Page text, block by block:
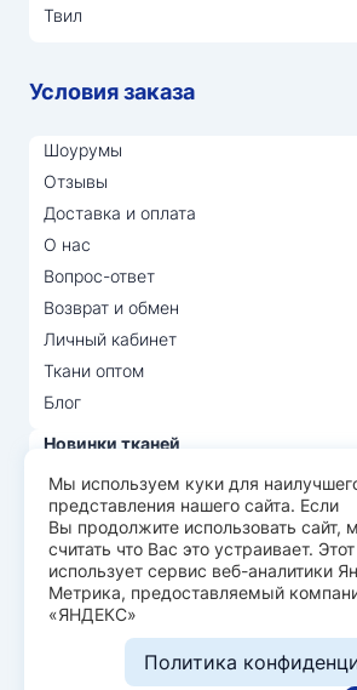
Твил
Условия заказа
Шоурумы
Отзывы
Доставка и оплата
О нас
Вопрос-ответ
Возврат и обмен
Личный кабинет
Ткани оптом
Блог
Новинки тканей
Распродажа тканей
Лидеры продаж
© Арт Текс — продажа тканей оптом, 2026
Пользовательское соглашение
Политика конфиденциальности
Разработка сайта —
Мы используем куки для
представления нашего сайта. Если
Вы продолжите использовать сайт,
считать что Вас это устраивает.
использует сервис веб-аналитики
Метрика, предоставляемый
«ЯНДЕКС»
Политика